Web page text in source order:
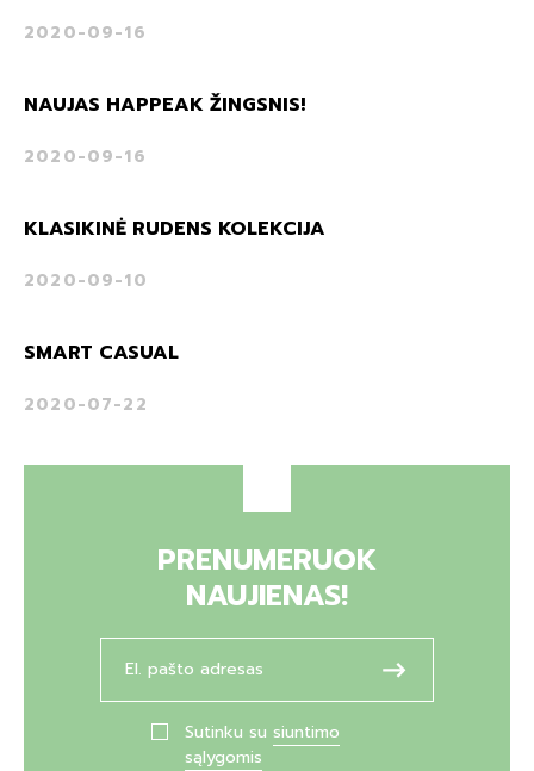
2020-09-16
NAUJAS HAPPEAK ŽINGSNIS!
2020-09-16
KLASIKINĖ RUDENS KOLEKCIJA
2020-09-10
SMART CASUAL
2020-07-22
PRENUMERUOK
NAUJIENAS!
Sutinku su siuntimo
sąlygomis